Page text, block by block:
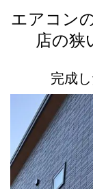
エアコン
店の狭
完成